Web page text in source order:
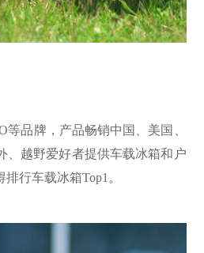
等品牌，产品畅销中国、美国、
、越野爱好者提供车载冰箱和户
行车载冰箱Top1。